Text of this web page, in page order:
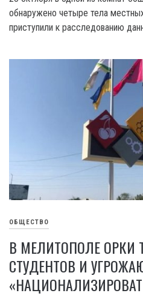
обнаружено четыре тела
приступили к расследованию
ОБЩЕСТВО
В МЕЛИТОПОЛЕ ОРКИ
СТУДЕНТОВ И